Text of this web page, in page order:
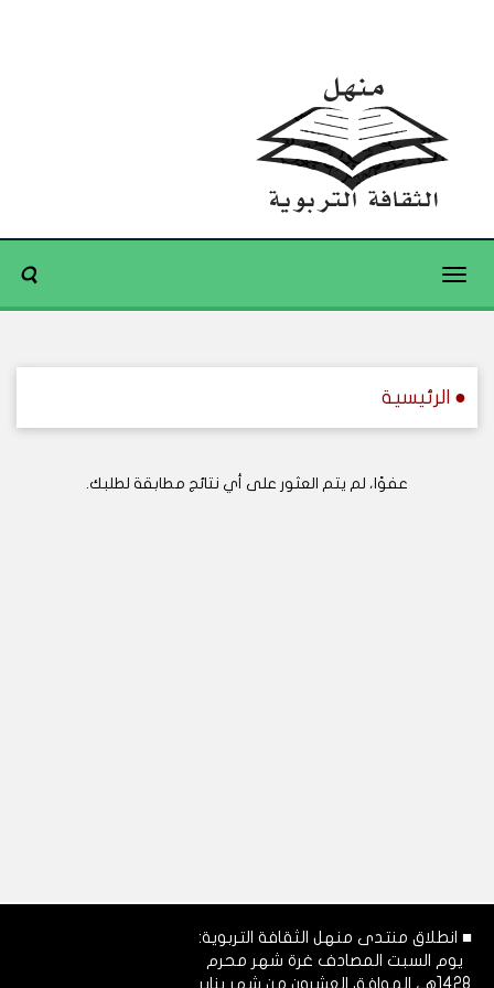
Toggle
● الرئيسية
عفوًا، لم يتم العثور على أي نتائج مطابقة لطلبك.
■ انطلاق منتدى منهل الثقافة التربوية:
يوم السبت المصادف غرة شهر محرم
1428هـ، الموافق العشرون من شهر يناير